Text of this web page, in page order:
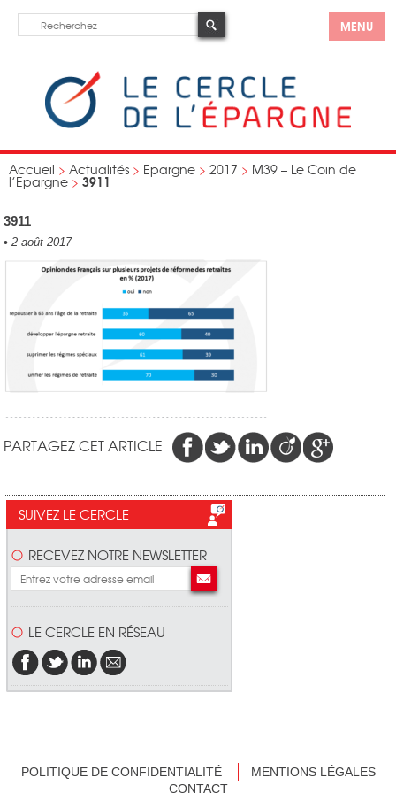
MENU
Accueil > Actualités > Epargne > 2017 > M39 – Le Coin de
l’Epargne > 3911
3911
• 2 août 2017
PARTAGEZ CET ARTICLE
SUIVEZ LE CERCLE
RECEVEZ NOTRE NEWSLETTER
LE CERCLE EN RÉSEAU
POLITIQUE DE CONFIDENTIALITÉ
MENTIONS LÉGALES
CONTACT